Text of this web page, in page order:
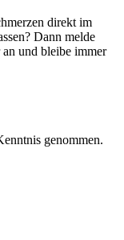
direkt im
Dann melde
und bleibe immer
genommen.